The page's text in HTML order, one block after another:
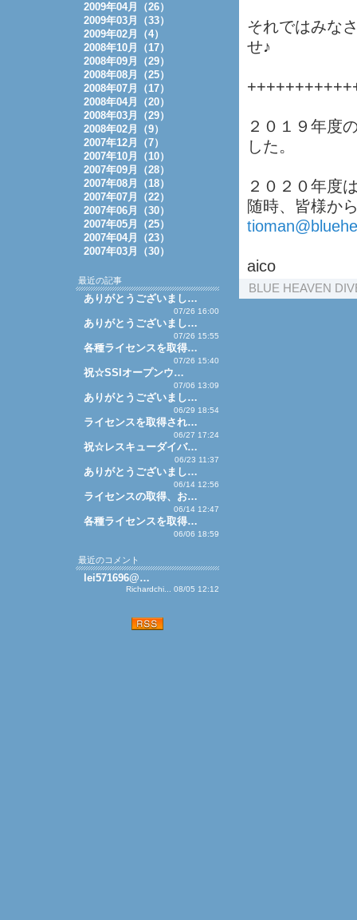
それではみな
せ♪
２０１９年度
した。
２０２０年度
随時、皆様か
aico
BLUE HEAVEN
2009年04月（26）
2009年03月（33）
2009年02月（4）
2008年10月（17）
2008年09月（29）
2008年08月（25）
2008年07月（17）
2008年04月（20）
2008年03月（29）
2008年02月（9）
2007年12月（7）
2007年10月（10）
2007年09月（28）
2007年08月（18）
2007年07月（22）
2007年06月（30）
2007年05月（25）
2007年04月（23）
2007年03月（30）
最近の記事
ありがとうございまし…
07/26 16:00
ありがとうございまし…
07/26 15:55
各種ライセンスを取得…
07/26 15:40
祝☆SSIオープンウ…
07/06 13:09
ありがとうございまし…
06/29 18:54
ライセンスを取得され…
06/27 17:24
祝☆レスキューダイバ…
06/23 11:37
ありがとうございまし…
06/14 12:56
ライセンスの取得、お…
06/14 12:47
各種ライセンスを取得…
06/06 18:59
最近のコメント
lei571696@…
Richardchi... 08/05 12:12